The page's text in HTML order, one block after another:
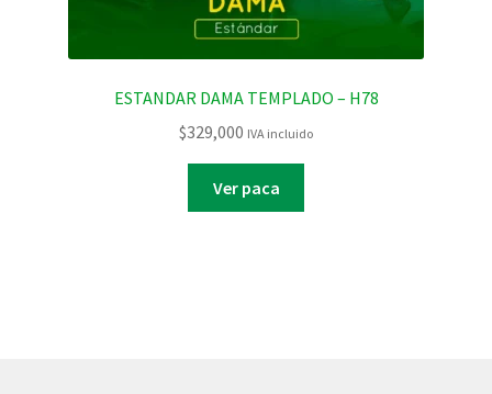
ESTANDAR DAMA TEMPLADO – H78
$329,000 IVA incluido
Ver paca